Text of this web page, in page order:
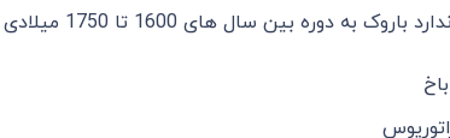
سال های 1600 تا 1750 میلادی باز می گردد. برخی از آهنگسازان آن عبارتند از: